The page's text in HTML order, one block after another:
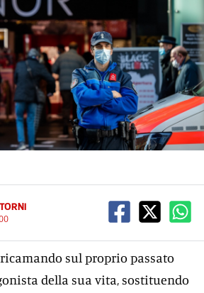
sul proprio passato
della sua vita, sostituendo